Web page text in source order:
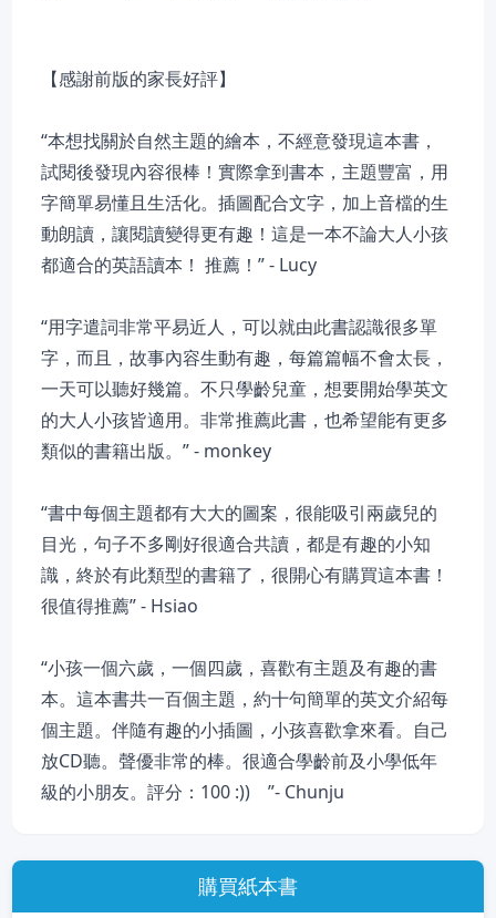
【感謝前版的家長好評】
“本想找關於自然主題的繪本，不經意發現這本書，
試閱後發現內容很棒！實際拿到書本，主題豐富，用
字簡單易懂且生活化。插圖配合文字，加上音檔的生
動朗讀，讓閱讀變得更有趣！這是一本不論大人小孩
都適合的英語讀本！ 推薦！” - Lucy
“用字遣詞非常平易近人，可以就由此書認識很多單
字，而且，故事內容生動有趣，每篇篇幅不會太長，
一天可以聽好幾篇。不只學齡兒童，想要開始學英文
的大人小孩皆適用。非常推薦此書，也希望能有更多
類似的書籍出版。” - monkey
“書中每個主題都有大大的圖案，很能吸引兩歲兒的
目光，句子不多剛好很適合共讀，都是有趣的小知
識，終於有此類型的書籍了，很開心有購買這本書！
很值得推薦” - Hsiao
“小孩一個六歲，一個四歲，喜歡有主題及有趣的書
本。這本書共一百個主題，約十句簡單的英文介紹每
個主題。伴隨有趣的小插圖，小孩喜歡拿來看。自己
放CD聽。聲優非常的棒。很適合學齡前及小學低年
級的小朋友。評分：100 :)) ”- Chunju
購買紙本書